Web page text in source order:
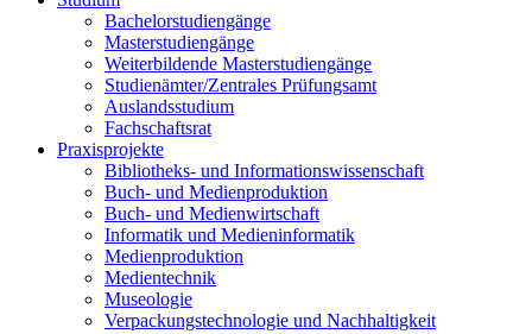
Bachelorstudiengänge
Masterstudiengänge
Weiterbildende Masterstudiengänge
Studienämter/Zentrales Prüfungsamt
Auslandsstudium
Fachschaftsrat
Praxisprojekte
Bibliotheks- und Informationswissenschaft
Buch- und Medienproduktion
Buch- und Medienwirtschaft
Informatik und Medieninformatik
Medienproduktion
Medientechnik
Museologie
Verpackungstechnologie und Nachhaltigkeit